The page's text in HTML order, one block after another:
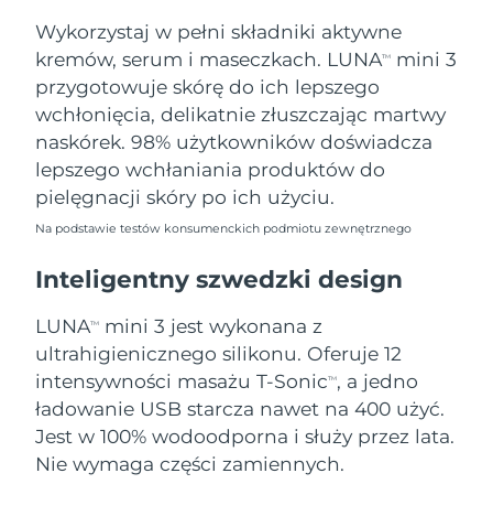
Wykorzystaj w pełni składniki aktywne
kremów, serum i maseczkach. LUNATM
mini 3
przygotowuje skórę do ich lepszego
wchłonięcia, delikatnie złuszczając martwy
naskórek. 98% użytkowników doświadcza
lepszego wchłaniania produktów do
pielęgnacji skóry po ich użyciu.
Na podstawie testów konsumenckich podmiotu zewnętrznego
Inteligentny szwedzki design
LUNATM
mini 3 jest wykonana z
ultrahigienicznego silikonu. Oferuje 12
intensywności masażu T-SonicTM, a jedno
ładowanie USB starcza nawet na 400 użyć.
Jest w 100% wodoodporna i służy przez lata.
Nie wymaga części zamiennych.
Słowacja
Słowenia
Oczekiwany czas dostawy
Republika
Południowej Afryki
Oczekiwany czas dostawy
Korea Południowa
Oczekiwany czas dostawy
Hiszpania
Oczekiwany czas dostawy
Szwecja
Oczekiwany czas dostawy
8/10/26
Szwajcaria
Oczekiwany czas dostawy
8/10/26